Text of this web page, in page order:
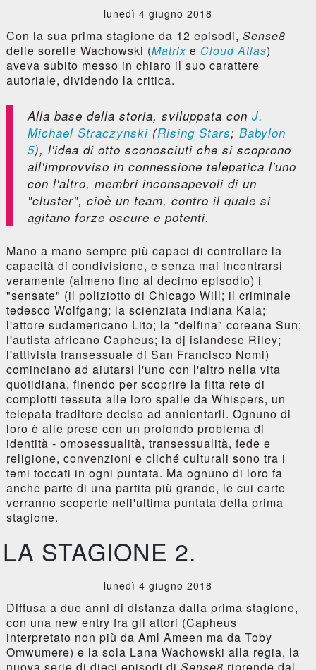
lunedì 4 giugno 2018
Con la sua prima stagione da 12 episodi, Sense8
delle sorelle Wachowski (Matrixe Cloud Atlas)
aveva subito messo in chiaro il suo carattere
autoriale, dividendo la critica.
Alla base della storia, sviluppata con J.
Michael Straczynski(Rising Stars; Babylon
5), l'idea di otto sconosciuti che si scoprono
all'improvviso in connessione telepatica l'uno
con l'altro, membri inconsapevoli di un
"cluster", cioè un team, contro il quale si
agitano forze oscure e potenti.
Mano a mano sempre più capaci di controllare la
capacità di condivisione, e senza mai incontrarsi
veramente (almeno fino al decimo episodio) i
"sensate" (il poliziotto di Chicago Will; il criminale
tedesco Wolfgang; la scienziata indiana Kala;
l'attore sudamericano Lito; la "delfina" coreana Sun;
l'autista africano Capheus; la dj islandese Riley;
l'attivista transessuale di San Francisco Nomi)
cominciano ad aiutarsi l'uno con l'altro nella vita
quotidiana, finendo per scoprire la fitta rete di
complotti tessuta alle loro spalle da Whispers, un
telepata traditore deciso ad annientarli. Ognuno di
loro è alle prese con un profondo problema di
identità - omosessualità, transessualità, fede e
religione, convenzioni e cliché culturali sono tra i
temi toccati in ogni puntata. Ma ognuno di loro fa
anche parte di una partita più grande, le cui carte
verranno scoperte nell'ultima puntata della prima
stagione.
LA STAGIONE 2.
lunedì 4 giugno 2018
Diffusa a due anni di distanza dalla prima stagione,
con una new entry fra gli attori (Capheus
interpretato non più da Aml Ameen ma da Toby
Omwumere) e la sola Lana Wachowski alla regia, la